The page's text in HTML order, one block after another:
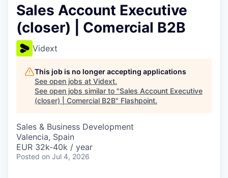
Sales Account Executive
(closer) | Comercial B2B
Vidext
This job is no longer accepting applications
See open jobs at Vidext.
See open jobs similar to "Sales Account Executive
(closer) | Comercial B2B" Flashpoint.
Sales & Business Development
Valencia, Spain
EUR 32k-40k / year
Posted on Jul 4, 2026